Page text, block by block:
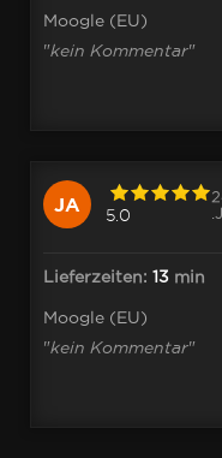
Moogle (EU)
"kein Kommentar"
JA 5.0
Lieferzeiten: 13 min
Moogle (EU)
"kein Kommentar"